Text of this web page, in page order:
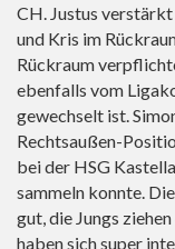
CH. Justus
und Kris im
Rückraum
ebenfalls vom
gewechselt ist.
Rechtsaußen-
bei der HSG
sammeln konnte.
gut, die Jungs
haben sich super